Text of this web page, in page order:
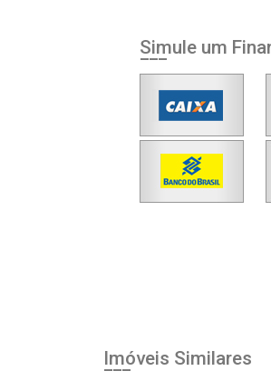
Simule um
Imóveis Similares